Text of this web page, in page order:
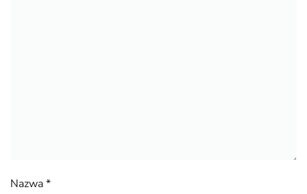
Nazwa*